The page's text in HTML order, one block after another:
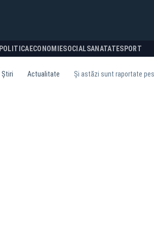
POLITICA ECONOMIESOCIALSANATATESPORT
Știri Actualitate Şi astăzi sunt raportate